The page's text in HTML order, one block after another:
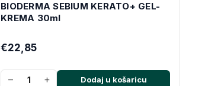
BIODERMA SEBIUM KERATO+ GEL-
KREMA 30ml
€22,85
− + Dodaj u košaricu